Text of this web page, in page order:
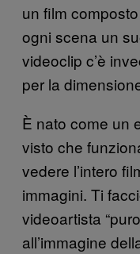
un film
ogni scena un
videoclip c’è
per la
È nato come un
visto che
vedere l’intero
immagini. Ti
videoartista
all’immagine